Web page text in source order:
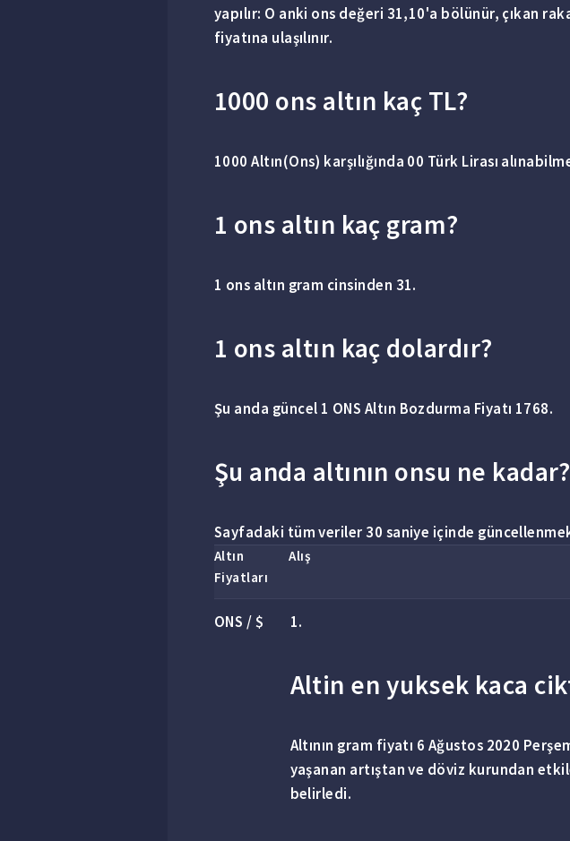
yapılır: O anki ons değeri 31,10'a bölünür, çıkan
fiyatına ulaşılınır.
1000 ons altın kaç TL?
1000 Altın(Ons) karşılığında 00 Türk Lirası
1 ons altın kaç gram?
1 ons altın gram cinsinden 31.
1 ons altın kaç dolardır?
Şu anda güncel 1 ONS Altın Bozdurma Fiyatı 1768.
Şu anda altının onsu ne kadar?
Sayfadaki tüm veriler 30 saniye içinde
Altın
Fiyatları
Alış
ONS / $ 1.
Altin en yuksek kaca
Altının gram fiyatı 6 Ağustos 2020
yaşanan artıştan ve döviz kurundan
belirledi.